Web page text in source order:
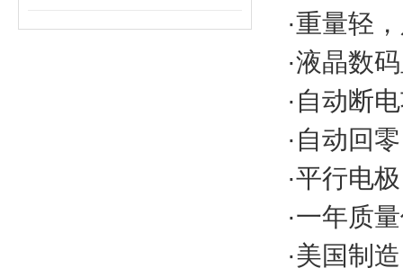
·重量轻
·液晶数
·自动断
·自动回
·平行电
·一年质
·美国制